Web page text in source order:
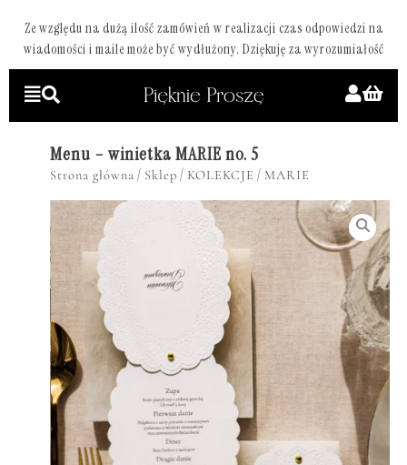
Ze względu na dużą ilość zamówień w realizacji czas odpowiedzi na
wiadomości i maile może być wydłużony. Dziękuję za wyrozumiałość
Menu – winietka MARIE no. 5
Strona główna / Sklep / KOLEKCJE / MARIE